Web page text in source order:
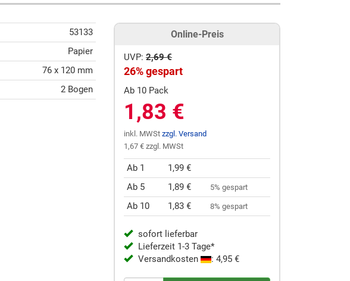
53133
Papier
76 x 120 mm
2 Bogen
Online-Preis
UVP: 2,69 €
26% gespart
Ab 10 Pack
1,83 €
inkl. MWSt zzgl. Versand
1,67 € zzgl. MWSt
Ab 1
1,99 €
Ab 5
1,89 € 5% gespart
Ab 10 1,83 € 8% gespart
sofort lieferbar
Lieferzeit 1-3 Tage*
Versandkosten
: 4,95 €